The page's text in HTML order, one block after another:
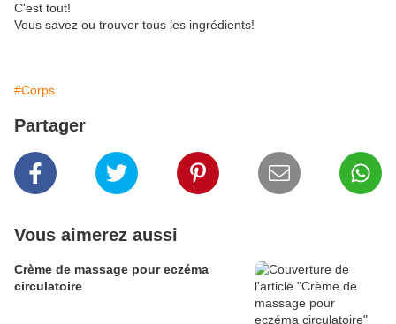
C'est tout!
Vous savez ou trouver tous les ingrédients!
#Corps
Partager
Vous aimerez aussi
Crème de massage pour eczéma
circulatoire